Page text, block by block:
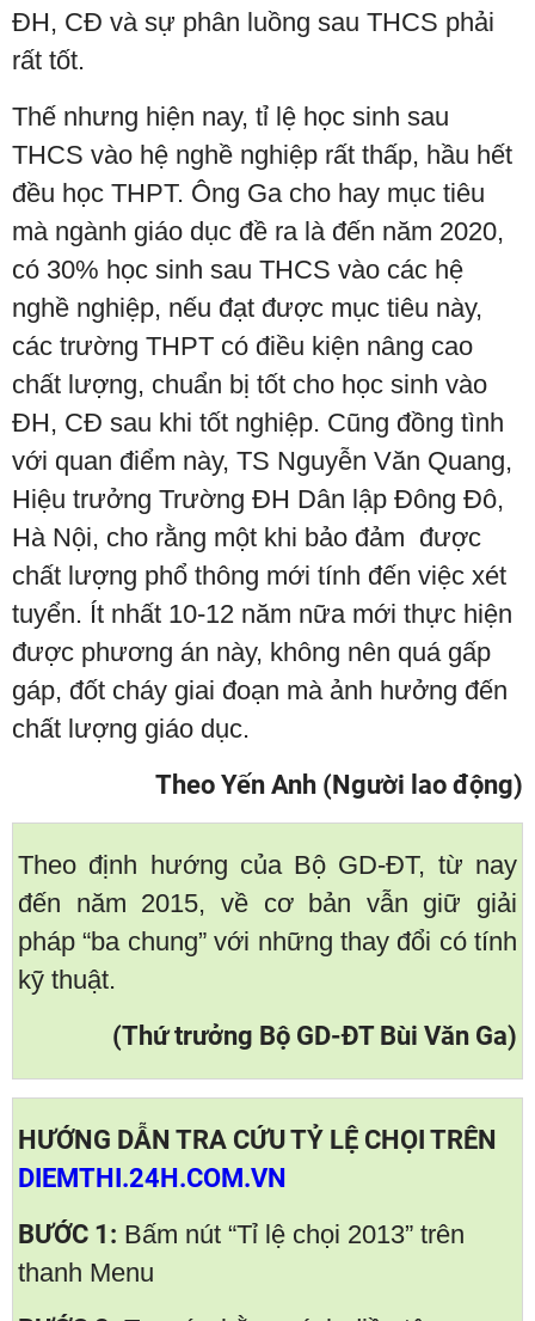
ĐH, CĐ và sự phân luồng sau THCS phải
rất tốt.
Thế nhưng hiện nay, tỉ lệ học sinh sau
THCS vào hệ nghề nghiệp rất thấp, hầu hết
đều học THPT. Ông Ga cho hay mục tiêu
mà ngành giáo dục đề ra là đến năm 2020,
có 30% học sinh sau THCS vào các hệ
nghề nghiệp, nếu đạt được mục tiêu này,
các trường THPT có điều kiện nâng cao
chất lượng, chuẩn bị tốt cho học sinh vào
ĐH, CĐ sau khi tốt nghiệp. Cũng đồng tình
với quan điểm này, TS Nguyễn Văn Quang,
Hiệu trưởng Trường ĐH Dân lập Đông Đô,
Hà Nội, cho rằng một khi bảo đảm được
chất lượng phổ thông mới tính đến việc xét
tuyển. Ít nhất 10-12 năm nữa mới thực hiện
được phương án này, không nên quá gấp
gáp, đốt cháy giai đoạn mà ảnh hưởng đến
chất lượng giáo dục.
Theo Yến Anh (Người lao động)
Theo định hướng của Bộ GD-ĐT, từ nay
đến năm 2015, về cơ bản vẫn giữ giải
pháp “ba chung” với những thay đổi có tính
kỹ thuật.
(Thứ trưởng Bộ GD-ĐT Bùi Văn Ga)
HƯỚNG DẪN TRA CỨU TỶ LỆ CHỌI TRÊN
DIEMTHI.24H.COM.VN
BƯỚC 1: Bấm nút “Tỉ lệ chọi 2013” trên
thanh Menu